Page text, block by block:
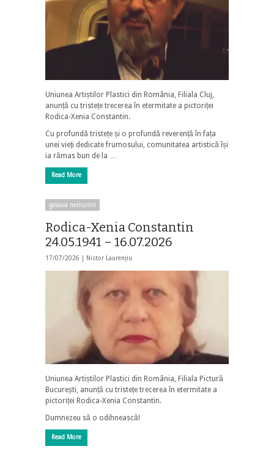
Uniunea Artiștilor Plastici din România, Filiala Cluj,
anunță cu tristețe trecerea în etermitate a pictoriței
Rodica-Xenia Constantin.
Cu profundă tristețe și o profundă reverență în fața
unei vieți dedicate frumosului, comunitatea artistică își
ia rămas bun de la …
Read More
galaxia nemuririi
Rodica-Xenia Constantin
24.05.1941 – 16.07.2026
17/07/2026 | Nistor Laurențiu
Uniunea Artiștilor Plastici din România, Filiala Pictură
București, anunță cu tristețe trecerea în etermitate a
pictoriței Rodica-Xenia Constantin.
Dumnezeu să o odihnească!
Read More